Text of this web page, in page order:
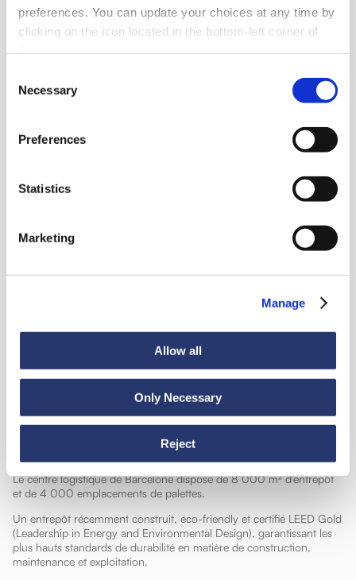
preferences. You can update your choices at any time by
clicking on the icon located in the bottom-left corner of
Selection
Necessary
Preferences
Statistics
Marketing
Manage
Allow all
Only Necessary
Reject
Le centre logistique de Barcelone dispose de 8 000 m² d'entrepôt
et de 4 000 emplacements de palettes.
Un entrepôt récemment construit, éco-friendly et certifié LEED Gold
(Leadership in Energy and Environmental Design), garantissant les
plus hauts standards de durabilité en matière de construction,
maintenance et exploitation.